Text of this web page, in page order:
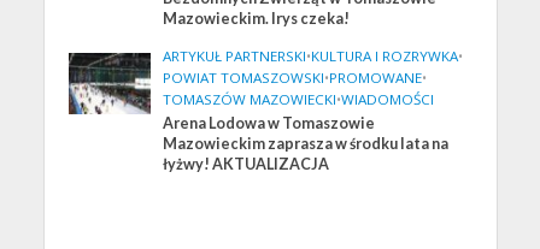
Mazowieckim. Irys czeka!
ARTYKUŁ PARTNERSKI•KULTURA I ROZRYWKA•
POWIAT TOMASZOWSKI•PROMOWANE•
TOMASZÓW MAZOWIECKI•WIADOMOŚCI
Arena Lodowa w Tomaszowie
Mazowieckim zaprasza w środku lata na
łyżwy! AKTUALIZACJA